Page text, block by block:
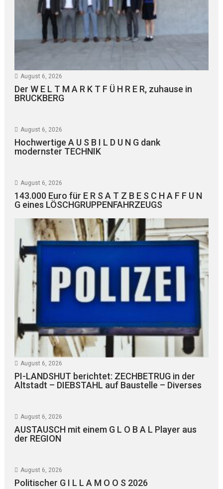
August 6, 2026
Der W E L T M A R K T F Ü H R E R, zuhause in
BRUCKBERG
August 6, 2026
Hochwertige A U S B I L D U N G dank
modernster TECHNIK
August 6, 2026
143.000 Euro für E R S A T Z B E S C H A F F U N
G eines LÖSCHGRUPPENFAHRZEUGS
August 6, 2026
PI-LANDSHUT berichtet: ZECHBETRUG in der
Altstadt – DIEBSTAHL auf Baustelle – Diverses
August 6, 2026
AUSTAUSCH mit einem G L O B A L Player aus
der REGION
August 6, 2026
Politischer G I L L A M O O S 2026